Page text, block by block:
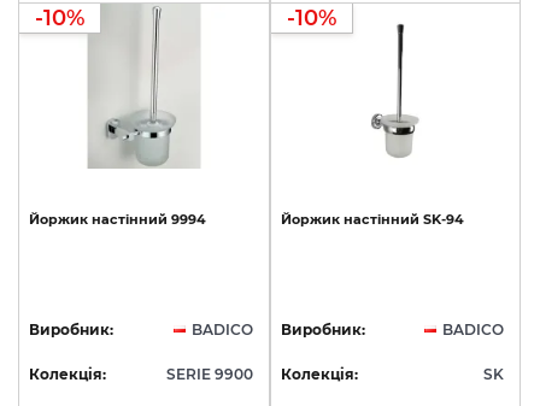
-10%
Йоржик настінний 9994
Виробник: BADICO
Колекція: SERIE 9900
-10%
Йоржик настінний SK-94
Виробник: BADICO
Колекція: SK